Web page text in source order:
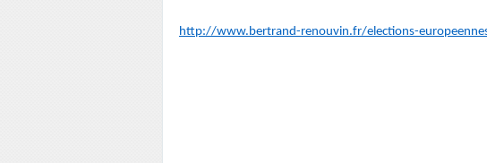
http://www.bertrand-renouvin.fr/elections-